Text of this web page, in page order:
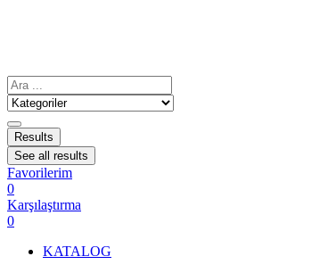
Results
See all results
Favorilerim
0
Karşılaştırma
0
KATALOG